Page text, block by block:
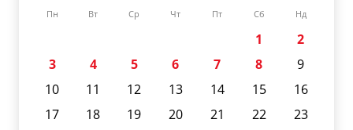
Пн Вт Ср Чт Пт Сб Нд
1
2
3
4 5 6 7 8
9
10
11 12 13 14 15
16
17
18 19 20 21 22
23